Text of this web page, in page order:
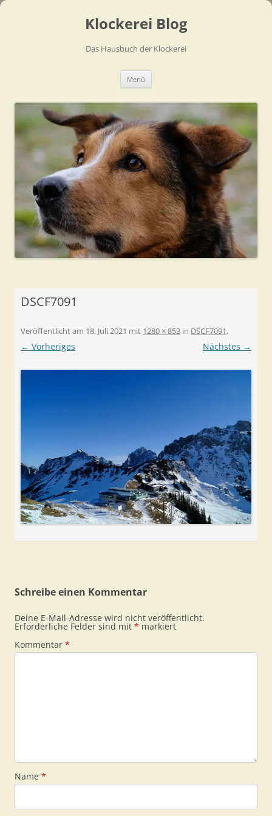
Klockerei Blog
Das Hausbuch der Klockerei
Menü
DSCF7091
Veröffentlicht am 18. Juli 2021 mit 1280 × 853 in DSCF7091.
← Vorheriges Nächstes →
Schreibe einen Kommentar
Deine E-Mail-Adresse wird nicht veröffentlicht.
Erforderliche Felder sind mit * markiert
Kommentar *
Name *